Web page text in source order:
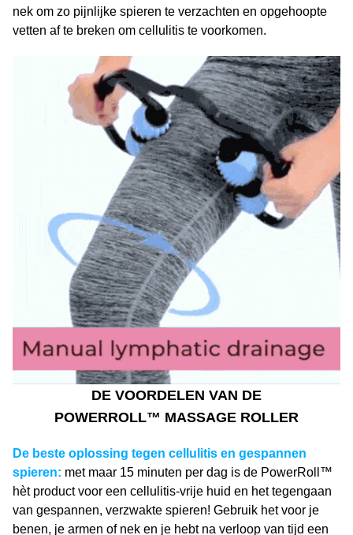
nek om zo pijnlijke spieren te verzachten en opgehoopte
vetten af te breken om cellulitis te voorkomen.
DE VOORDELEN VAN DE
POWERROLL™ MASSAGE ROLLER
De beste oplossing tegen cellulitis en gespannen
spieren: met maar 15 minuten per dag is de PowerRoll™
hèt product voor een cellulitis-vrije huid en het tegengaan
van gespannen, verzwakte spieren! Gebruik het voor je
benen, je armen of nek en je hebt na verloop van tijd een